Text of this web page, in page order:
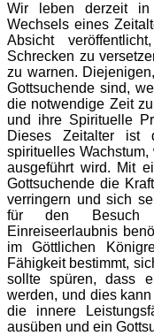
Wir leben derzeit in
Wechsels eines
Absicht
Schrecken zu
zu warnen.
Gottsuchende sind,
die notwendige Zeit
und ihre Spirituelle
Dieses Zeitalter ist
spirituelles Wachstum,
ausgeführt wird. Mit
Gottsuchende die
verringern und sich
für den Besuch
Einreiseerlaubnis
im Göttlichen
Fähigkeit bestimmt,
sollte spüren, dass
werden, und dies
die innere
ausüben und ein